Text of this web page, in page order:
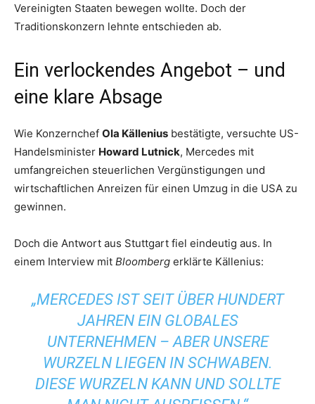
Vereinigten Staaten bewegen wollte. Doch der
Traditionskonzern lehnte entschieden ab.
Ein verlockendes Angebot – und
eine klare Absage
Wie Konzernchef Ola Källenius bestätigte, versuchte US-
Handelsminister Howard Lutnick, Mercedes mit
umfangreichen steuerlichen Vergünstigungen und
wirtschaftlichen Anreizen für einen Umzug in die USA zu
gewinnen.
Doch die Antwort aus Stuttgart fiel eindeutig aus. In
einem Interview mit Bloomberg erklärte Källenius:
„MERCEDES IST SEIT ÜBER HUNDERT
JAHREN EIN GLOBALES
UNTERNEHMEN – ABER UNSERE
WURZELN LIEGEN IN SCHWABEN.
DIESE WURZELN KANN UND SOLLTE